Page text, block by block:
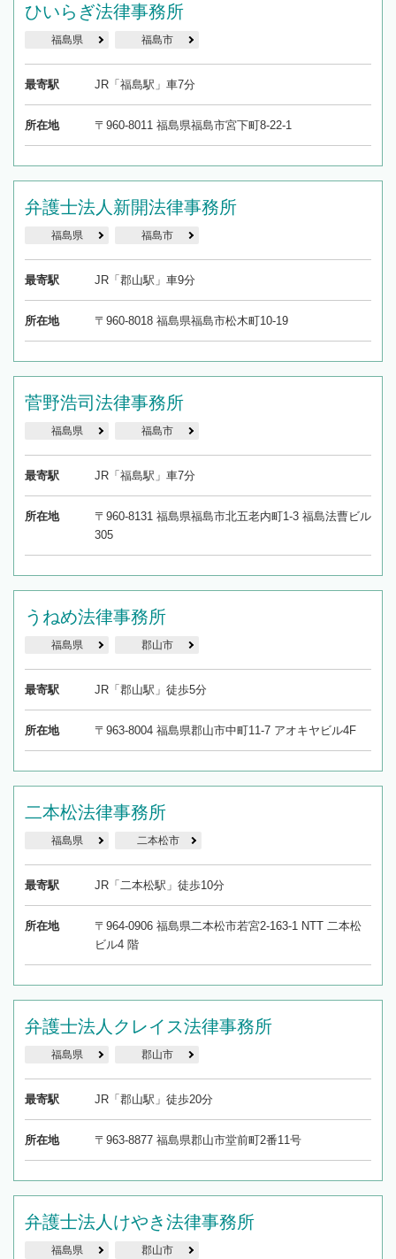
ひいらぎ法律事務所
福島県 福島市
最寄駅 JR「福島駅」車7分
所在地 〒960-8011 福島県福島市宮下町8-22-1
弁護士法人新開法律事務所
福島県 福島市
最寄駅 JR「郡山駅」車9分
所在地 〒960-8018 福島県福島市松木町10-19
菅野浩司法律事務所
福島県 福島市
最寄駅 JR「福島駅」車7分
所在地
〒960-8131 福島県福島市北五老内町1-3 福島法曹ビル
305
うねめ法律事務所
福島県 郡山市
最寄駅 JR「郡山駅」徒歩5分
所在地 〒963-8004 福島県郡山市中町11-7 アオキヤビル4F
二本松法律事務所
福島県 二本松市
最寄駅 JR「二本松駅」徒歩10分
所在地
〒964-0906 福島県二本松市若宮2-163-1 NTT 二本松
ビル4 階
弁護士法人クレイス法律事務所
福島県 郡山市
最寄駅 JR「郡山駅」徒歩20分
所在地 〒963-8877 福島県郡山市堂前町2番11号
弁護士法人けやき法律事務所
福島県 郡山市